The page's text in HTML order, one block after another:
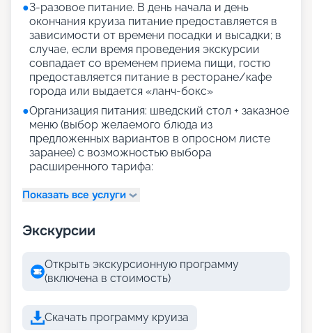
●3-разовое питание. В день начала и день
окончания круиза питание предоставляется в
зависимости от времени посадки и высадки; в
случае, если время проведения экскурсии
совпадает со временем приема пищи, гостю
предоставляется питание в ресторане/кафе
города или выдается «ланч-бокс»
●Организация питания: шведский стол + заказное
меню (выбор желаемого блюда из
предложенных вариантов в опросном листе
заранее) с возможностью выбора
расширенного тарифа:
Показать все услуги
Экскурсии
Открыть экскурсионную программу
(включена в стоимость)
Скачать программу круиза